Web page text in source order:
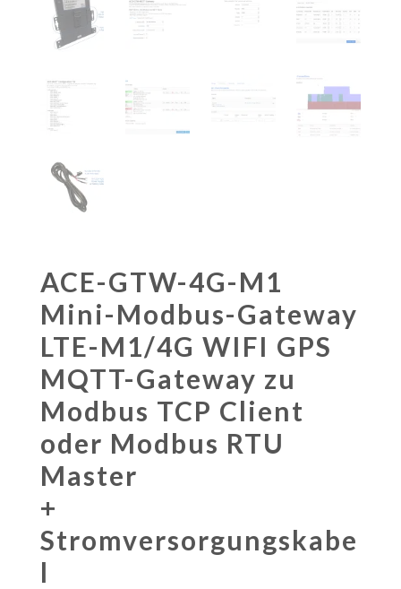
ACE-GTW-4G-M1
Mini-Modbus-Gateway
LTE-M1/4G WIFI GPS
MQTT-Gateway zu
Modbus TCP Client
oder Modbus RTU
Master
+
Stromversorgungskabe
l